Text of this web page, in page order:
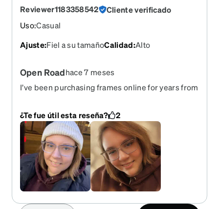
Reviewer1183358542
Cliente verificado
Uso:Casual
Ajuste:Fiel a su tamañoCalidad:Alto
Open Roadhace 7 meses
I’ve been purchasing frames online for years from
came with no issues!
¿Te fue útil esta reseña? 2